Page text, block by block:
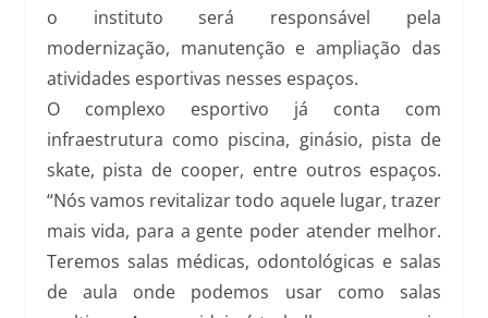
o instituto será responsável pela
modernização, manutenção e ampliação das
atividades esportivas nesses espaços.
O complexo esportivo já conta com
infraestrutura como piscina, ginásio, pista de
skate, pista de cooper, entre outros espaços.
“Nós vamos revitalizar todo aquele lugar, trazer
mais vida, para a gente poder atender melhor.
Teremos salas médicas, odontológicas e salas
de aula onde podemos usar como salas